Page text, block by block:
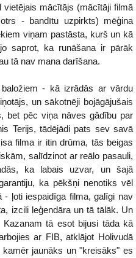
mācītājs (mācītāji filmā
- bandītu uzpirkts) mēģina
viņam pastāsta, kurš un kā
saprot, ka runāšana ir pārāk
tā nav mana darīšana.
- kā izrādās ar vārdu
un sākotnēji bojāgājušais
bet pēc viņa nāves gādību par
Terijs, tādējādi pats sev savā
filma ir itin drūma, tās beigas
salīdzinot ar reālo pasauli,
ka labais uzvar, un šajā
ka pēkšņi nenotiks vēl
- ļoti iespaidīga filma, galīgi nav
izcili leģendāra un tā tālāk. Un
tā esot bijusi tāda kā
ar FIB, atklājot Holivudā
jaunāks un "kreisāks" es